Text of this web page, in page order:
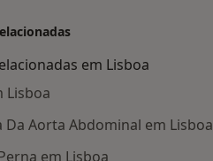
em Lisboa
Lisboa
Da Aorta Abdominal em Lisboa
em Lisboa